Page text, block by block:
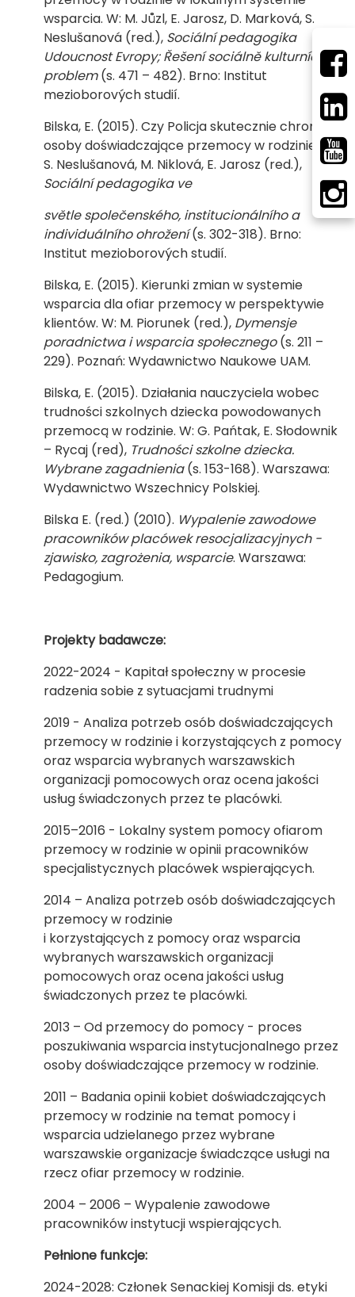
wsparcia. W: M. Jůzl, E. Jarosz, D. Marková, S.
Neslušanová (red.), Sociální pedagogika
Udoucnost Evropy; Řešení sociálně kulturních
problem(s. 471 – 482). Brno: Institut
mezioborových studií.
Bilska, E. (2015). Czy Policja skutecznie chroni
osoby doświadczające przemocy w rodzinie? W:
S. Neslušanová, M. Niklová, E. Jarosz (red.),
Sociální pedagogika ve
světle společenského, institucionálního a
individuálního ohrožení(s. 302-318). Brno:
Institut mezioborových studií.
Bilska, E. (2015). Kierunki zmian w systemie
wsparcia dla ofiar przemocy w perspektywie
klientów. W: M. Piorunek (red.), Dymensje
poradnictwa i wsparcia społecznego(s. 211 –
229). Poznań: Wydawnictwo Naukowe UAM.
Bilska, E. (2015). Działania nauczyciela wobec
trudności szkolnych dziecka powodowanych
przemocą w rodzinie. W: G. Pańtak, E. Słodownik
– Rycaj (red), Trudności szkolne dziecka.
Wybrane zagadnienia(s. 153-168). Warszawa:
Wydawnictwo Wszechnicy Polskiej.
Bilska E. (red.) (2010). Wypalenie zawodowe
pracowników placówek resocjalizacyjnych -
zjawisko, zagrożenia, wsparcie. Warszawa:
Pedagogium.
Projekty badawcze:
2022-2024 - Kapitał społeczny w procesie
radzenia sobie z sytuacjami trudnymi
2019 - Analiza potrzeb osób doświadczających
przemocy w rodzinie i korzystających z pomocy
oraz wsparcia wybranych warszawskich
organizacji pomocowych oraz ocena jakości
usług świadczonych przez te placówki.
2015–2016 - Lokalny system pomocy ofiarom
przemocy w rodzinie w opinii pracowników
specjalistycznych placówek wspierających.
2014 – Analiza potrzeb osób doświadczających
przemocy w rodzinie
i korzystających z pomocy oraz wsparcia
wybranych warszawskich organizacji
pomocowych oraz ocena jakości usług
świadczonych przez te placówki.
2013 – Od przemocy do pomocy - proces
poszukiwania wsparcia instytucjonalnego przez
osoby doświadczające przemocy w rodzinie.
2011 – Badania opinii kobiet doświadczających
przemocy w rodzinie na temat pomocy i
wsparcia udzielanego przez wybrane
warszawskie organizacje świadczące usługi na
rzecz ofiar przemocy w rodzinie.
2004 – 2006 – Wypalenie zawodowe
pracowników instytucji wspierających.
Pełnione funkcje:
2024-2028: Członek Senackiej Komisji ds. etyki